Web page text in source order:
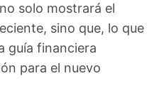
solo mostrará el
sino que, lo que
guía financiera
para el nuevo